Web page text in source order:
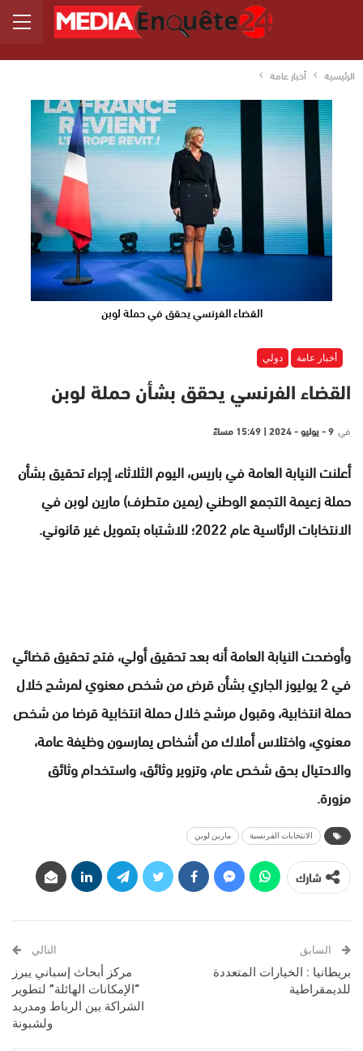
الرئيسية أخبار عامة
القضاء الفرنسي يحقق في حملة لوبن
أخبار عامة دولي
القضاء الفرنسي يحقق بشأن حملة لوبن
في 9 - يوليو - 2024 | 15:49 مساءً
أعلنت النيابة العامة في باريس، اليوم الثلاثاء، إجراء تحقيق بشأن
حملة زعيمة التجمع الوطني (يمين متطرف) مارين لوبن في
الانتخابات الرئاسية عام 2022؛ للاشتباه بتمويل غير قانوني.
وأوضحت النيابة العامة أنه بعد تحقيق أولي، فتح تحقيق قضائي
في 2 يوليوز الجاري بشأن قرض من شخص معنوي لمرشح خلال
حملة انتخابية، وقبول مرشح خلال حملة انتخابية قرضا من شخص
معنوي، واختلاس أملاك من أشخاص يمارسون وظيفة عامة،
والاحتيال بحق شخص عام، وتزوير وثائق، واستخدام وثائق
مزورة.
الانتخابات الفرنسية مارين لوبن
شارك
السابق
بريطانيا : الخيارات المتعددة
للديمقراطية
التالي
مركز أبحاث إسباني يبرز
“الإمكانات الهائلة” لتطوير
الشراكة بين الرباط ومدريد
ولشبونة